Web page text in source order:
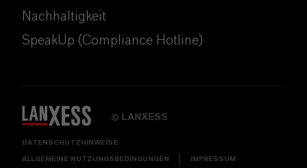
Nachhaltigkeit
SpeakUp (Compliance Hotline)
© LANXESS
DATENSCHUTZHINWEISE
ALLGEMEINE NUTZUNGSBEDINGUNGEN IMPRESSUM